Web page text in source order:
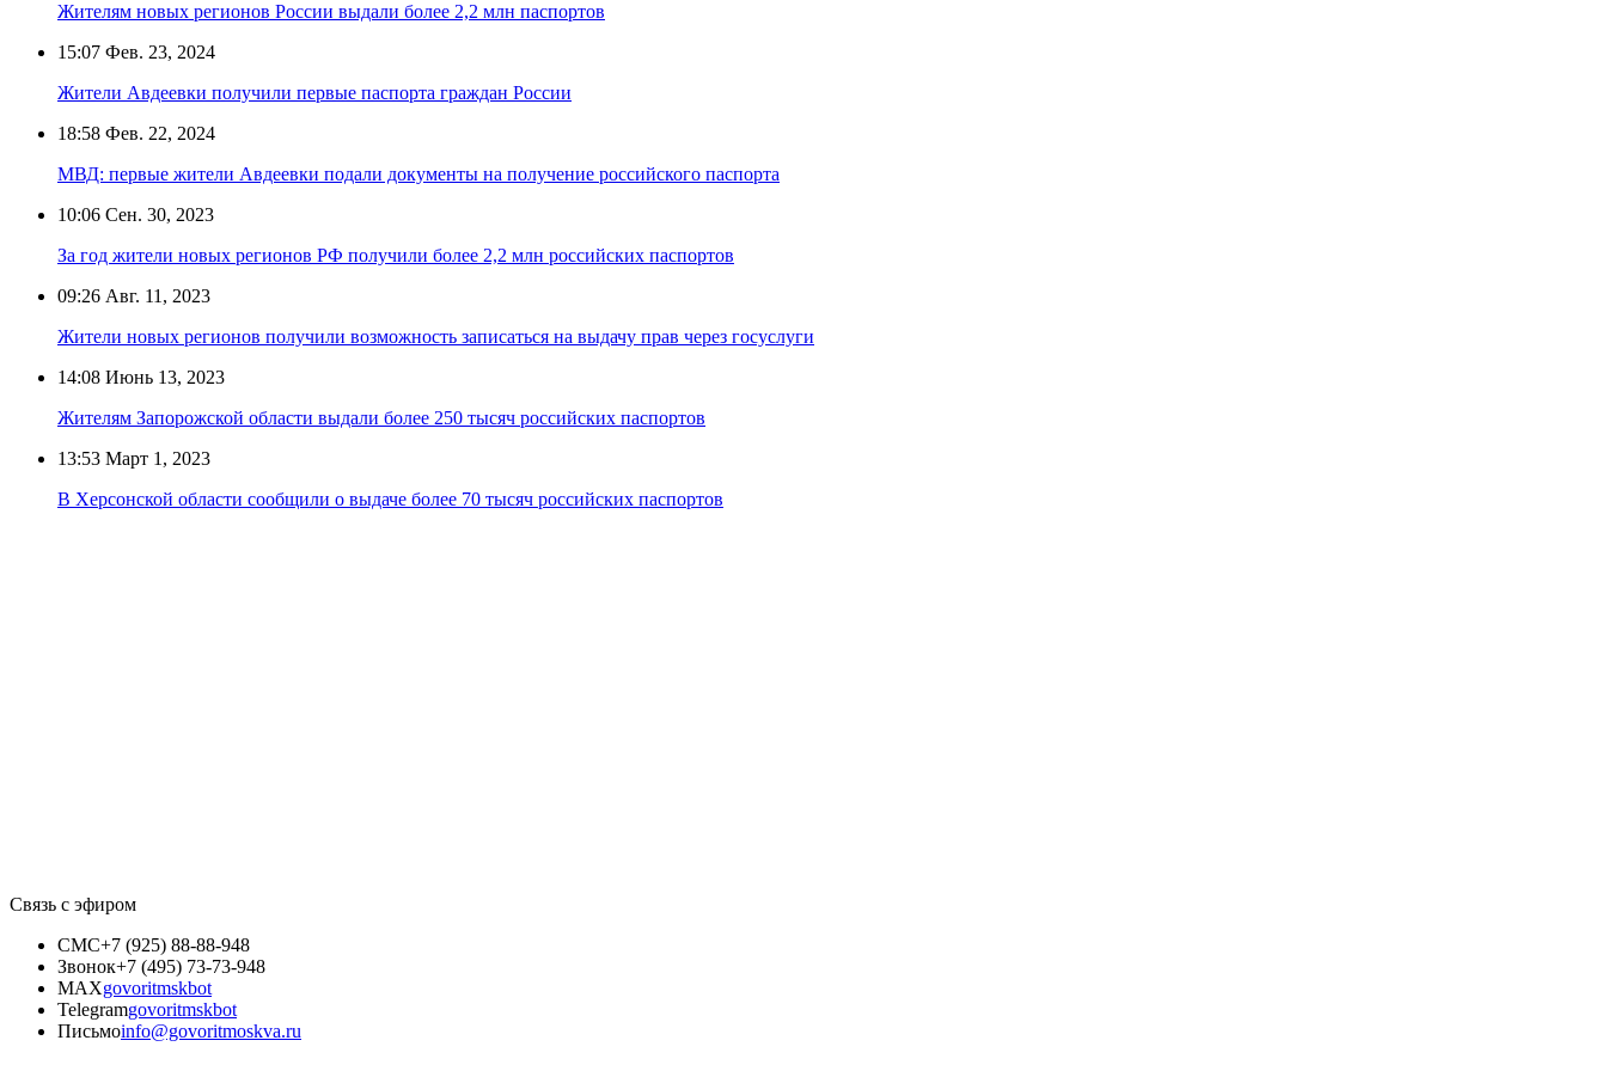
Жителям новых регионов России выдали более 2,2 млн паспортов
15:07 Фев. 23, 2024
Жители Авдеевки получили первые паспорта граждан России
18:58 Фев. 22, 2024
МВД: первые жители Авдеевки подали документы на получение российского паспорта
10:06 Сен. 30, 2023
За год жители новых регионов РФ получили более 2,2 млн российских паспортов
09:26 Авг. 11, 2023
Жители новых регионов получили возможность записаться на выдачу прав через госуслуги
14:08 Июнь 13, 2023
Жителям Запорожской области выдали более 250 тысяч российских паспортов
13:53 Март 1, 2023
В Херсонской области сообщили о выдаче более 70 тысяч российских паспортов
Связь с эфиром
СМС+7 (925) 88-88-948
Звонок+7 (495) 73-73-948
MAXgovoritmskbot
Telegramgovoritmskbot
Письмоinfo@govoritmoskva.ru